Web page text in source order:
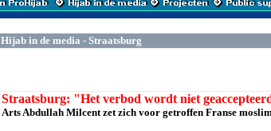
Hijab in de media - Straatsburg
Straatsburg: "Het verbod wordt niet
Arts Abdullah Milcent zet zich voor getroffen Franse